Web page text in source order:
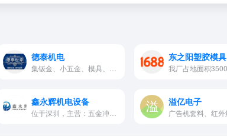
德泰机电 东之阳塑胶模具
鑫永辉机电设备 溢亿电子